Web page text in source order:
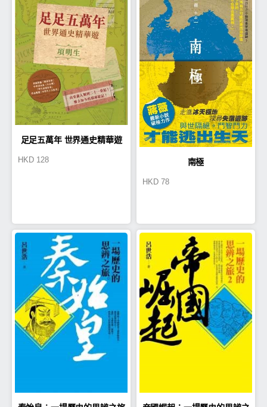
足足五萬年 世界通史精華遊
HKD 128 南極
HKD 78